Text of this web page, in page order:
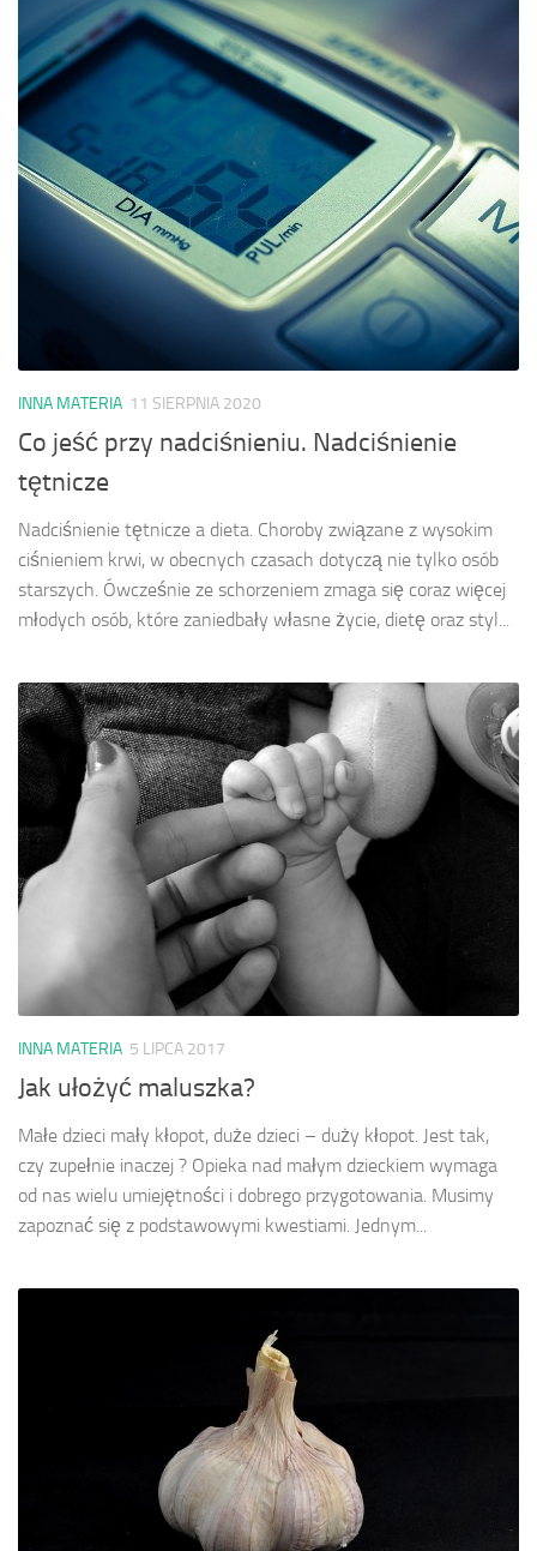
INNA MATERIA 11 SIERPNIA 2020
Co jeść przy nadciśnieniu. Nadciśnienie
tętnicze
Nadciśnienie tętnicze a dieta. Choroby związane z wysokim
ciśnieniem krwi, w obecnych czasach dotyczą nie tylko osób
starszych. Ówcześnie ze schorzeniem zmaga się coraz więcej
młodych osób, które zaniedbały własne życie, dietę oraz styl...
INNA MATERIA 5 LIPCA 2017
Jak ułożyć maluszka?
Małe dzieci mały kłopot, duże dzieci – duży kłopot. Jest tak,
czy zupełnie inaczej ? Opieka nad małym dzieckiem wymaga
od nas wielu umiejętności i dobrego przygotowania. Musimy
zapoznać się z podstawowymi kwestiami. Jednym...